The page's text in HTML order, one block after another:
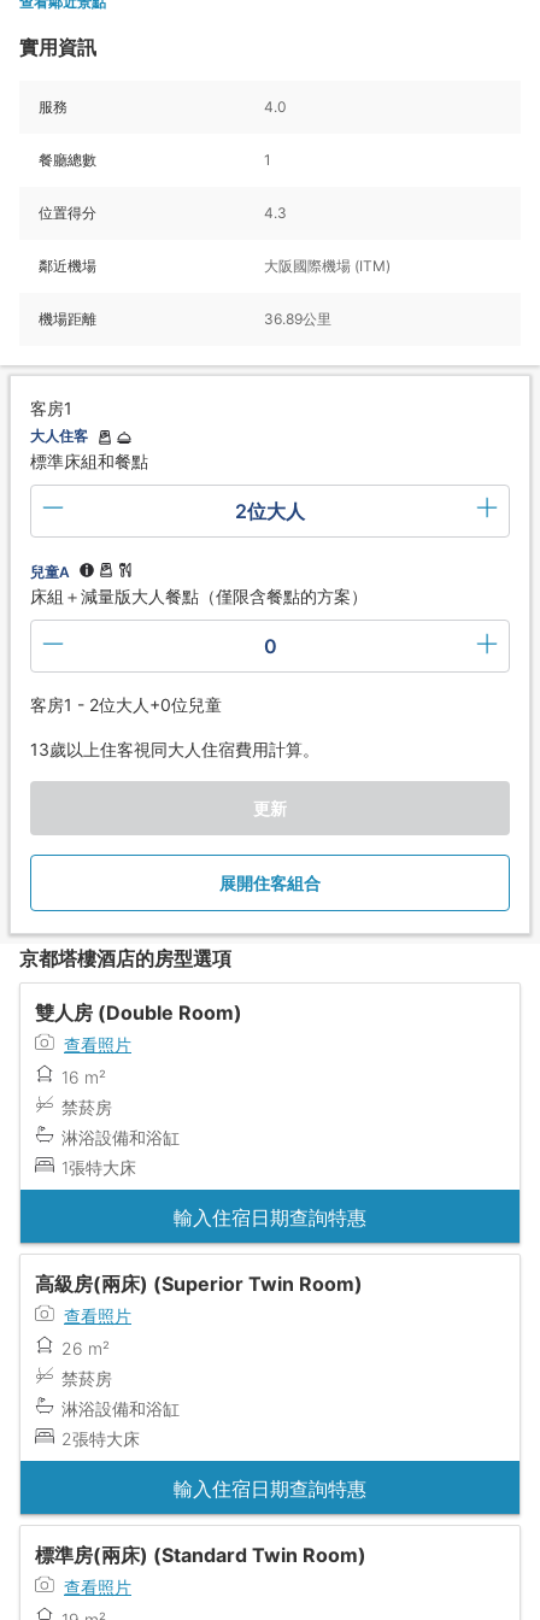
實用資訊
服務 4.0
餐廳總數 1
位置得分 4.3
鄰近機場 大阪國際機場 (ITM)
機場距離 36.89公里
客房1
大人住客
標準床組和餐點
2位大人
兒童A
床組＋減量版大人餐點（僅限含餐點的方案）
0
客房1 - 2位大人+0位兒童
13歲以上住客視同大人住宿費用計算。
更新
展開住客組合
京都塔樓酒店的房型選項
雙人房 (Double Room)
查看照片
16 m²
禁菸房
淋浴設備和浴缸
1張特大床
輸入住宿日期查詢特惠
高級房(兩床) (Superior Twin Room)
查看照片
26 m²
禁菸房
淋浴設備和浴缸
2張特大床
輸入住宿日期查詢特惠
標準房(兩床) (Standard Twin Room)
查看照片